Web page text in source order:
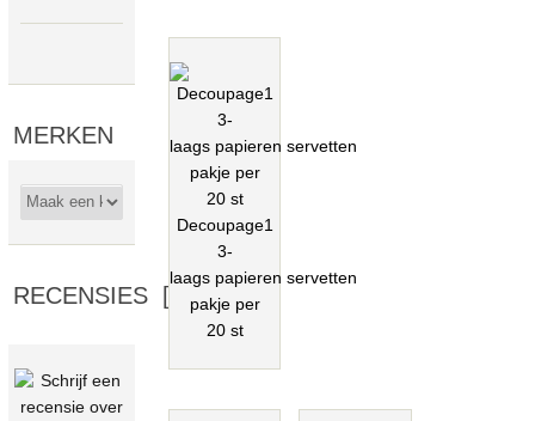
MERKEN
Selecteer...
RECENSIES [MEER]
Decoupage1
3-
laags papieren servetten
pakje per
20 st